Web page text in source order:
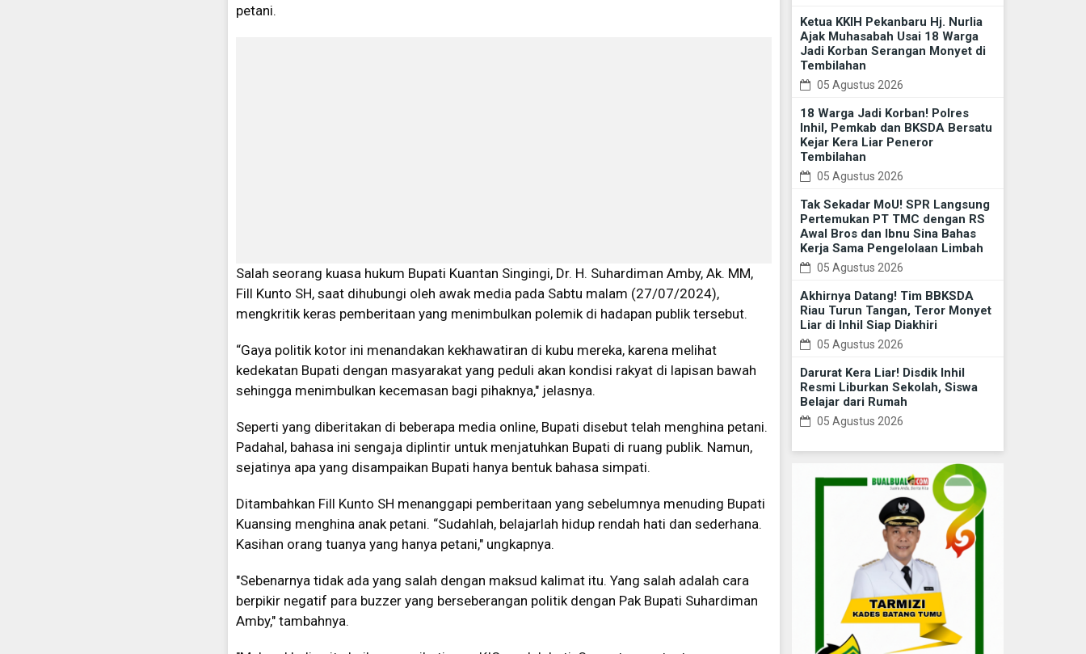
petani.
Salah seorang kuasa hukum Bupati Kuantan Singingi, Dr. H. Suhardiman Amby, Ak. MM,
Fill Kunto SH, saat dihubungi oleh awak media pada Sabtu malam (27/07/2024),
mengkritik keras pemberitaan yang menimbulkan polemik di hadapan publik tersebut.
“Gaya politik kotor ini menandakan kekhawatiran di kubu mereka, karena melihat
kedekatan Bupati dengan masyarakat yang peduli akan kondisi rakyat di lapisan bawah
sehingga menimbulkan kecemasan bagi pihaknya," jelasnya.
Seperti yang diberitakan di beberapa media online, Bupati disebut telah menghina petani.
Padahal, bahasa ini sengaja diplintir untuk menjatuhkan Bupati di ruang publik. Namun,
sejatinya apa yang disampaikan Bupati hanya bentuk bahasa simpati.
Ditambahkan Fill Kunto SH menanggapi pemberitaan yang sebelumnya menuding Bupati
Kuansing menghina anak petani. “Sudahlah, belajarlah hidup rendah hati dan sederhana.
Kasihan orang tuanya yang hanya petani," ungkapnya.
"Sebenarnya tidak ada yang salah dengan maksud kalimat itu. Yang salah adalah cara
berpikir negatif para buzzer yang berseberangan politik dengan Pak Bupati Suhardiman
Amby," tambahnya.
Ketua KKIH Pekanbaru Hj. Nurlia
Ajak Muhasabah Usai 18 Warga
Jadi Korban Serangan Monyet di
Tembilahan
05 Agustus 2026
18 Warga Jadi Korban! Polres
Inhil, Pemkab dan BKSDA Bersatu
Kejar Kera Liar Peneror
Tembilahan
05 Agustus 2026
Tak Sekadar MoU! SPR Langsung
Pertemukan PT TMC dengan RS
Awal Bros dan Ibnu Sina Bahas
Kerja Sama Pengelolaan Limbah
05 Agustus 2026
Akhirnya Datang! Tim BBKSDA
Riau Turun Tangan, Teror Monyet
Liar di Inhil Siap Diakhiri
05 Agustus 2026
Darurat Kera Liar! Disdik Inhil
Resmi Liburkan Sekolah, Siswa
Belajar dari Rumah
05 Agustus 2026